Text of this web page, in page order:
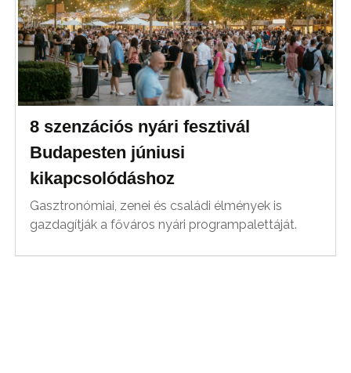
8 szenzációs nyári fesztivál
Budapesten júniusi
kikapcsolódáshoz
Gasztronómiai, zenei és családi élmények is
gazdagítják a főváros nyári programpalettáját.